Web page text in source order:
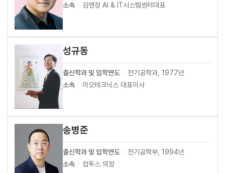
소속
김앤장 AI & IT시스템센터대표
성규동
출신학과 및 입학연도
전기공학과, 1977년
소속
이오테크닉스 대표이사
송병준
출신학과 및 입학연도
전기공학부, 1994년
소속
컴투스 의장